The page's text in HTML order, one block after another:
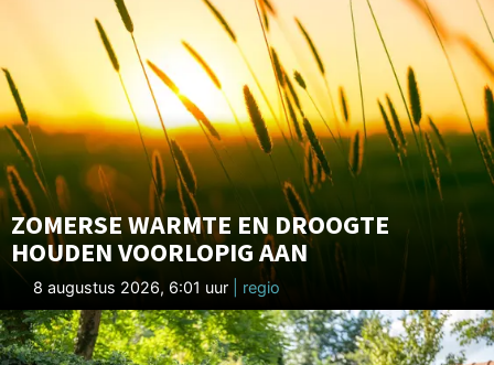
ZOMERSE WARMTE EN DROOGTE
HOUDEN VOORLOPIG AAN
8 augustus 2026, 6:01 uur | regio